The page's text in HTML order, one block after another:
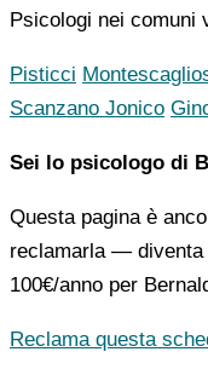
Psicologi nei comuni
Pisticci
Scanzano Jonico
Sei lo psicologo di
Questa pagina è
reclamarla — diventa
100€/anno per
Reclama questa